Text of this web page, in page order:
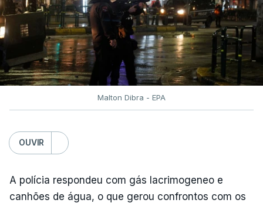
Malton Dibra - EPA
OUVIR
A polícia respondeu com gás lacrimogeneo e
canhões de água, o que gerou confrontos com os